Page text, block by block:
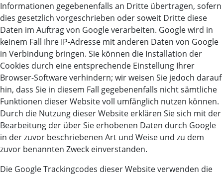
Informationen gegebenenfalls an Dritte übertragen, sofern
dies gesetzlich vorgeschrieben oder soweit Dritte diese
Daten im Auftrag von Google verarbeiten. Google wird in
keinem Fall Ihre IP-Adresse mit anderen Daten von Google
in Verbindung bringen. Sie können die Installation der
Cookies durch eine entsprechende Einstellung Ihrer
Browser-Software verhindern; wir weisen Sie jedoch darauf
hin, dass Sie in diesem Fall gegebenenfalls nicht sämtliche
Funktionen dieser Website voll umfänglich nutzen können.
Durch die Nutzung dieser Website erklären Sie sich mit der
Bearbeitung der über Sie erhobenen Daten durch Google
in der zuvor beschriebenen Art und Weise und zu dem
zuvor benannten Zweck einverstanden.
Die Google Trackingcodes dieser Website verwenden die